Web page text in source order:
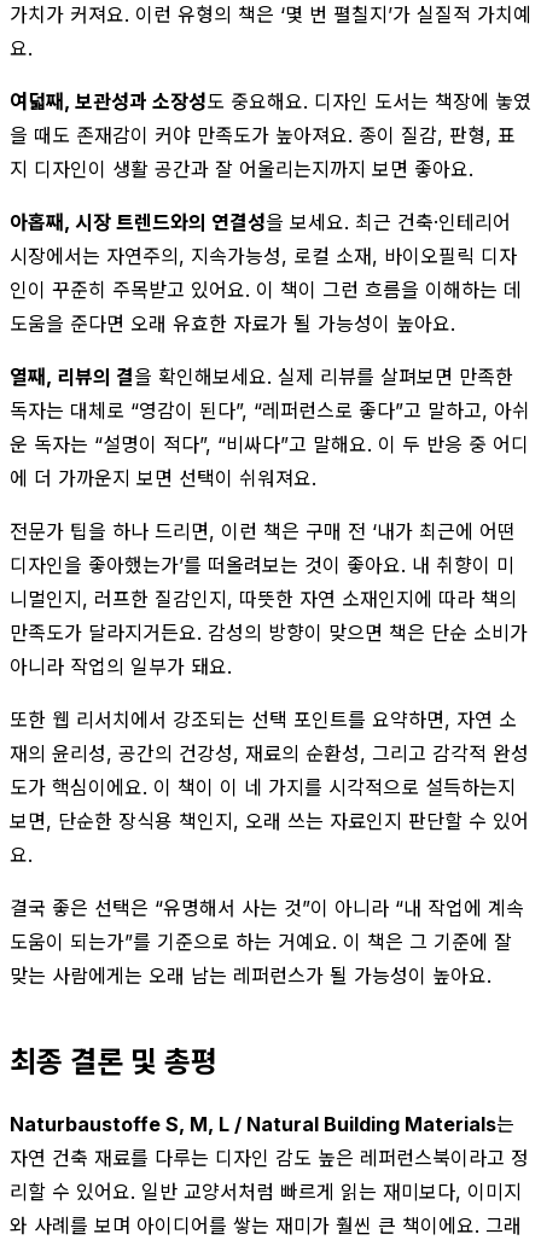
가치가 커져요. 이런 유형의 책은 ‘몇 번 펼칠지’가 실질적 가치예
요.
여덟째, 보관성과 소장성도 중요해요. 디자인 도서는 책장에 놓였
을 때도 존재감이 커야 만족도가 높아져요. 종이 질감, 판형, 표
지 디자인이 생활 공간과 잘 어울리는지까지 보면 좋아요.
아홉째, 시장 트렌드와의 연결성을 보세요. 최근 건축·인테리어
시장에서는 자연주의, 지속가능성, 로컬 소재, 바이오필릭 디자
인이 꾸준히 주목받고 있어요. 이 책이 그런 흐름을 이해하는 데
도움을 준다면 오래 유효한 자료가 될 가능성이 높아요.
열째, 리뷰의 결을 확인해보세요. 실제 리뷰를 살펴보면 만족한
독자는 대체로 “영감이 된다”, “레퍼런스로 좋다”고 말하고, 아쉬
운 독자는 “설명이 적다”, “비싸다”고 말해요. 이 두 반응 중 어디
에 더 가까운지 보면 선택이 쉬워져요.
전문가 팁을 하나 드리면, 이런 책은 구매 전 ‘내가 최근에 어떤
디자인을 좋아했는가’를 떠올려보는 것이 좋아요. 내 취향이 미
니멀인지, 러프한 질감인지, 따뜻한 자연 소재인지에 따라 책의
만족도가 달라지거든요. 감성의 방향이 맞으면 책은 단순 소비가
아니라 작업의 일부가 돼요.
또한 웹 리서치에서 강조되는 선택 포인트를 요약하면, 자연 소
재의 윤리성, 공간의 건강성, 재료의 순환성, 그리고 감각적 완성
도가 핵심이에요. 이 책이 이 네 가지를 시각적으로 설득하는지
보면, 단순한 장식용 책인지, 오래 쓰는 자료인지 판단할 수 있어
요.
결국 좋은 선택은 “유명해서 사는 것”이 아니라 “내 작업에 계속
도움이 되는가”를 기준으로 하는 거예요. 이 책은 그 기준에 잘
맞는 사람에게는 오래 남는 레퍼런스가 될 가능성이 높아요.
최종 결론 및 총평
Naturbaustoffe S, M, L / Natural Building Materials는
자연 건축 재료를 다루는 디자인 감도 높은 레퍼런스북이라고 정
리할 수 있어요. 일반 교양서처럼 빠르게 읽는 재미보다, 이미지
와 사례를 보며 아이디어를 쌓는 재미가 훨씬 큰 책이에요. 그래